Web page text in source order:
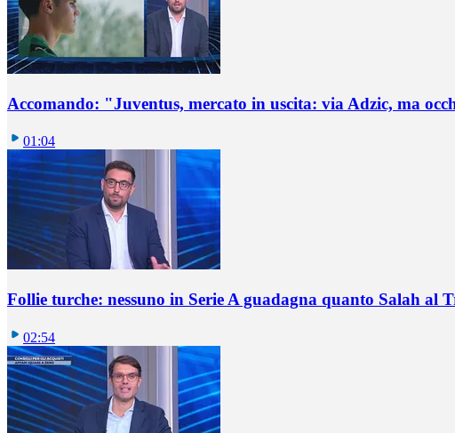
Accomando: "Juventus, mercato in uscita: via Adzic, ma
01:04
Follie turche: nessuno in Serie A guadagna quanto Salah al
02:54